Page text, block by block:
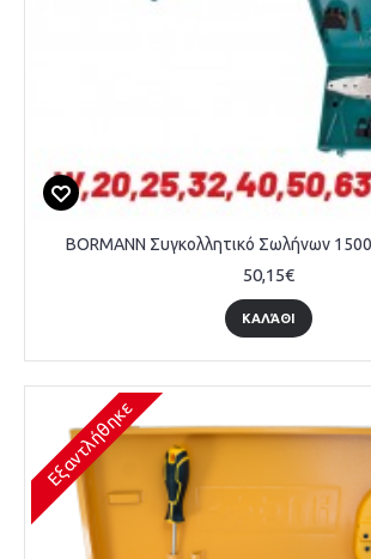
BORMANN Συγκολλητικό Σωλήνων
50,15€
ΚΑΛΆΘΙ
Εξαντλήθηκε